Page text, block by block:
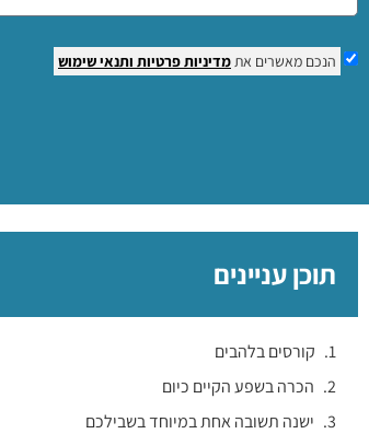
הנכם מאשרים את מדיניות פרטיות ותנאי שימוש
תוכן עניינים
קורסים בלהבים
הכרה בשפע הקיים כיום
ישנה תשובה אחת במיוחד בשבילכם